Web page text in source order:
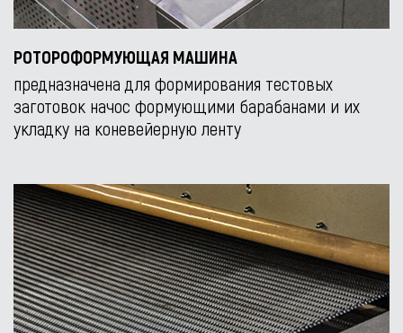
РОТОРОФОРМУЮЩАЯ МАШИНА
предназначена для формирования тестовых
заготовок начос формующими барабанами и их
укладку на коневейерную ленту